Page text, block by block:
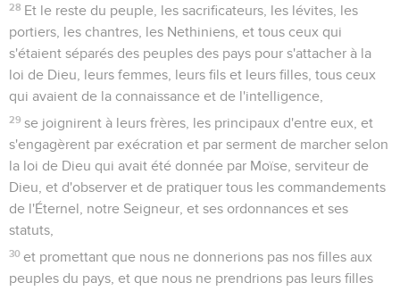
28 Et le reste du peuple, les sacrificateurs, les lévites, les
portiers, les chantres, les Nethiniens, et tous ceux qui
s'étaient séparés des peuples des pays pour s'attacher à la
loi de Dieu, leurs femmes, leurs fils et leurs filles, tous ceux
qui avaient de la connaissance et de l'intelligence,
29 se joignirent à leurs frères, les principaux d'entre eux, et
s'engagèrent par exécration et par serment de marcher selon
la loi de Dieu qui avait été donnée par Moïse, serviteur de
Dieu, et d'observer et de pratiquer tous les commandements
de l'Éternel, notre Seigneur, et ses ordonnances et ses
statuts,
30 et promettant que nous ne donnerions pas nos filles aux
peuples du pays, et que nous ne prendrions pas leurs filles